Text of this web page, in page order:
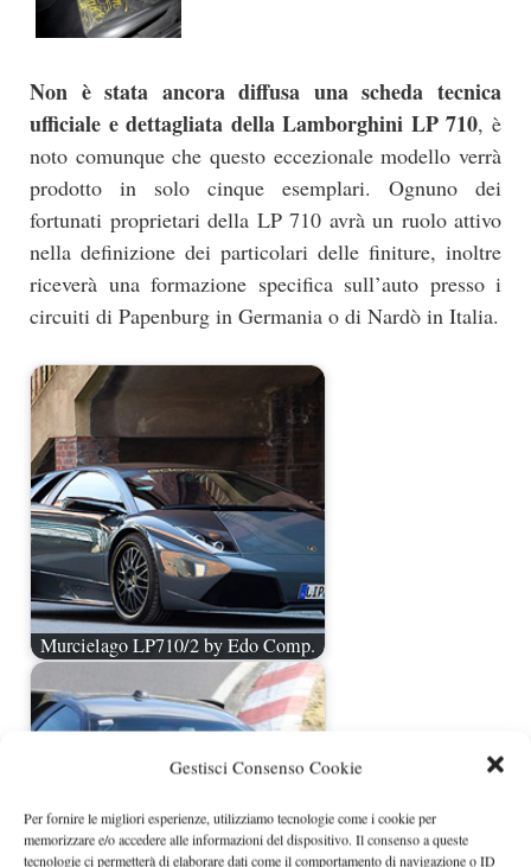
Gestisci Consenso Cookie
Per fornire le migliori esperienze, utilizziamo tecnologie come i cookie per
memorizzare e/o accedere alle informazioni del dispositivo. Il consenso a queste
tecnologie ci permetterà di elaborare dati come il comportamento di navigazione o ID
Non è stata ancora diffusa una scheda tecnica
ufficiale e dettagliata della Lamborghini LP 710, è
noto comunque che questo eccezionale modello verrà
prodotto in solo cinque esemplari. Ognuno dei
fortunati proprietari della LP 710 avrà un ruolo attivo
nella definizione dei particolari delle finiture, inoltre
riceverà una formazione specifica sull’auto presso i
circuiti di Papenburg in Germania o di Nardò in Italia.
Murcielago LP710/2 by Edo Comp.